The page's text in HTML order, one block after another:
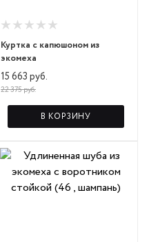
Куртка с капюшоном из
экомеха
15 663 руб.
22 375 руб.
В КОРЗИНУ